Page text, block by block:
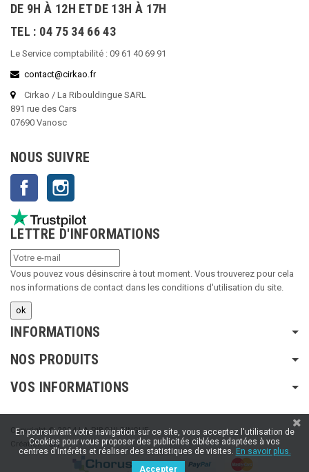
DE 9H À 12H ET DE 13H À 17H
TEL : 04 75 34 66 43
Le Service comptabilité : 09 61 40 69 91
contact@cirkao.fr
Cirkao / La Ribouldingue SARL
891 rue des Cars
07690 Vanosc
NOUS SUIVRE
Facebook
LETTRE D'INFORMATIONS
Vous pouvez vous désinscrire à tout moment. Vous trouverez pour cela
nos informations de contact dans les conditions d'utilisation du site.
INFORMATIONS
NOS PRODUITS
VOS INFORMATIONS
Copyright © 2024 LA RIBOULDINGUE
Création :SFI
En poursuivant votre navigation sur ce site, vous acceptez l'utilisation de
Cookies pour vous proposer des publicités ciblées adaptées à vos
centres d'intérêts et réaliser des statistiques de visites. En savoir plus.
Accepter